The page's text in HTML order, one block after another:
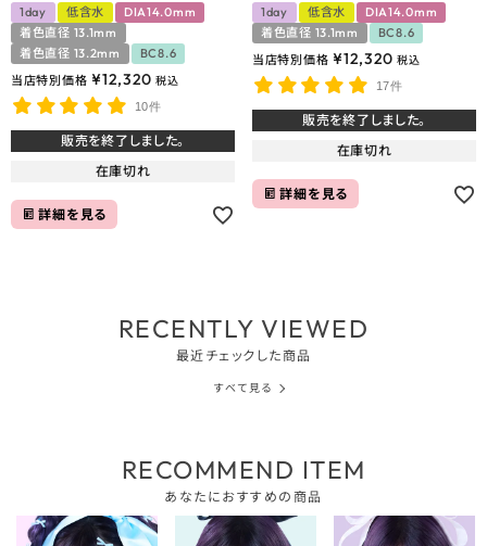
1day 低含水
DIA14.0mm
着色直径 13.1mm
着色直径 13.2mm
BC8.6
当店特別価格 ¥12,320 税込
10件
販売を終了しました。
在庫切れ
詳細を見る
1day 低含水
DIA14.0mm
着色直径 13.1mm
BC8.6
当店特別価格 ¥12,320 税込
17件
販売を終了しました。
在庫切れ
詳細を見る
RECENTLY VIEWED
最近チェックした商品
すべて見る
RECOMMEND ITEM
あなたにおすすめの商品